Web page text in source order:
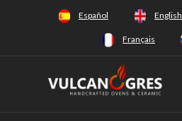
Español English
Français